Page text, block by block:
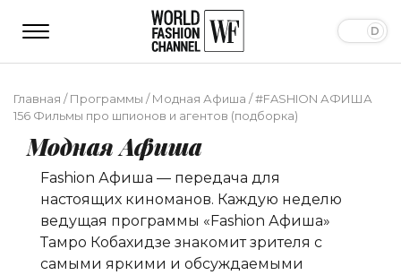
Главная /Программы /Модная Афиша /#FASHION АФИША
156 Фильмы про шпионов и агентов (подборка)
Модная Афиша
Fashion Афиша — передача для
настоящих киноманов. Каждую неделю
ведущая программы «Fashion Афиша»
Тамро Кобахидзе знакомит зрителя с
самыми яркими и обсуждаемыми